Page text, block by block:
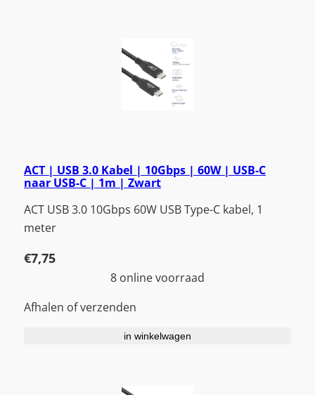
ACT | USB 3.0 Kabel | 10Gbps | 60W | USB-C
naar USB-C | 1m | Zwart
ACT USB 3.0 10Gbps 60W USB Type-C kabel, 1
meter
€7,75
8 online voorraad
Afhalen of verzenden
in winkelwagen